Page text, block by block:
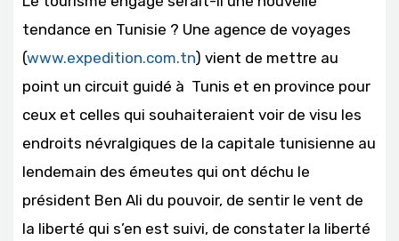
tendance en Tunisie ? Une agence de voyages
(www.expedition.com.tn) vient de mettre au
point un circuit guidé à Tunis et en province pour
ceux et celles qui souhaiteraient voir de visu les
endroits névralgiques de la capitale tunisienne au
lendemain des émeutes qui ont déchu le
président Ben Ali du pouvoir, de sentir le vent de
la liberté qui s’en est suivi, de constater la liberté